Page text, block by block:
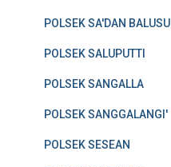
POLSEK SA'DAN BALUSU
POLSEK SALUPUTTI
POLSEK SANGALLA
POLSEK SANGGALANGI'
POLSEK SESEAN